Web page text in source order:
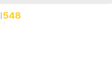
548